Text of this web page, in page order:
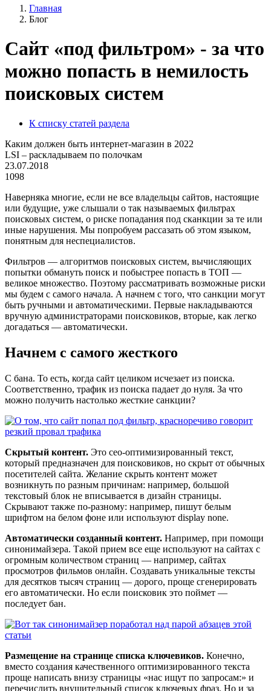
Главная
Блог
Сайт «под фильтром» - за что
можно попасть в немилость
поисковых систем
К списку статей раздела
Каким должен быть интернет-магазин в 2022
LSI – раскладываем по полочкам
23.07.2018
1098
Наверняка многие, если не все владельцы сайтов, настоящие
или будущие, уже слышали о так называемых фильтрах
поисковых систем, о риске попадания под сканкции за те или
иные нарушения. Мы попробуем рассазать об этом языком,
понятным для неспециалистов.
Фильтров — алгоритмов поисковых систем, вычисляющих
попытки обмануть поиск и побыстрее попасть в ТОП —
великое множество. Поэтому рассматривать возможные риски
мы будем с самого начала. А начнем с того, что санкции могут
быть ручными и автоматическими. Первые накладываются
вручную администраторами поисковиков, вторые, как легко
догадаться — автоматически.
Начнем с самого жесткого
С бана. То есть, когда сайт целиком исчезает из поиска.
Соответственно, трафик из поиска падает до нуля. За что
можно получить настолько жесткие санкции?
Скрытый контент. Это сео-оптимизированный текст,
который предназначен для поисковиков, но скрыт от обычных
посетителей сайта. Желание скрыть контент может
возникнуть по разным причинам: например, большой
текстовый блок не вписывается в дизайн страницы.
Скрывают также по-разному: например, пишут белым
шрифтом на белом фоне или используют display none.
Автоматически созданный контент. Например, при помощи
синонимайзера. Такой прием все еще используют на сайтах с
огромным количеством страниц — например, сайтах
просмотров фильмов онлайн. Создавать уникальные тексты
для десятков тысяч страниц — дорого, проще сгенерировать
его автоматически. Но если поисковик это поймет —
последует бан.
Размещение на странице списка ключевиков. Конечно,
вместо создания качественного оптимизированного текста
проще написать внизу страницы «нас ищут по запросам:» и
перечислить внушительный список ключевых фраз. Но и за